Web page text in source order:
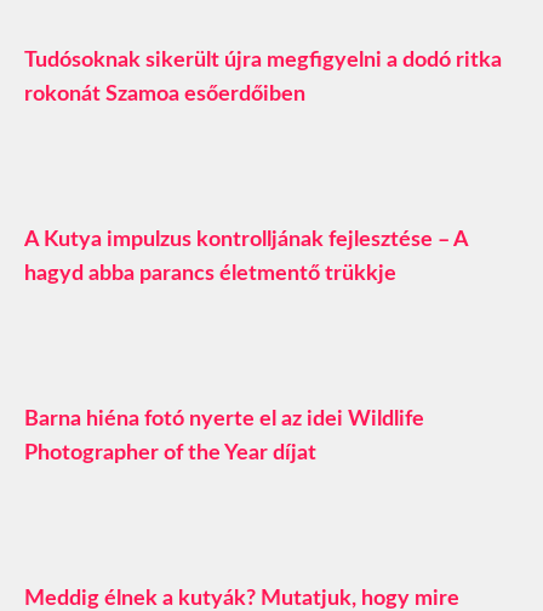
Tudósoknak sikerült újra megfigyelni a dodó ritka
rokonát Szamoa esőerdőiben
A Kutya impulzus kontrolljának fejlesztése – A
hagyd abba parancs életmentő trükkje
Barna hiéna fotó nyerte el az idei Wildlife
Photographer of the Year díjat
Meddig élnek a kutyák? Mutatjuk, hogy mire